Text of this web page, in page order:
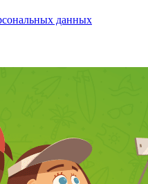
данных